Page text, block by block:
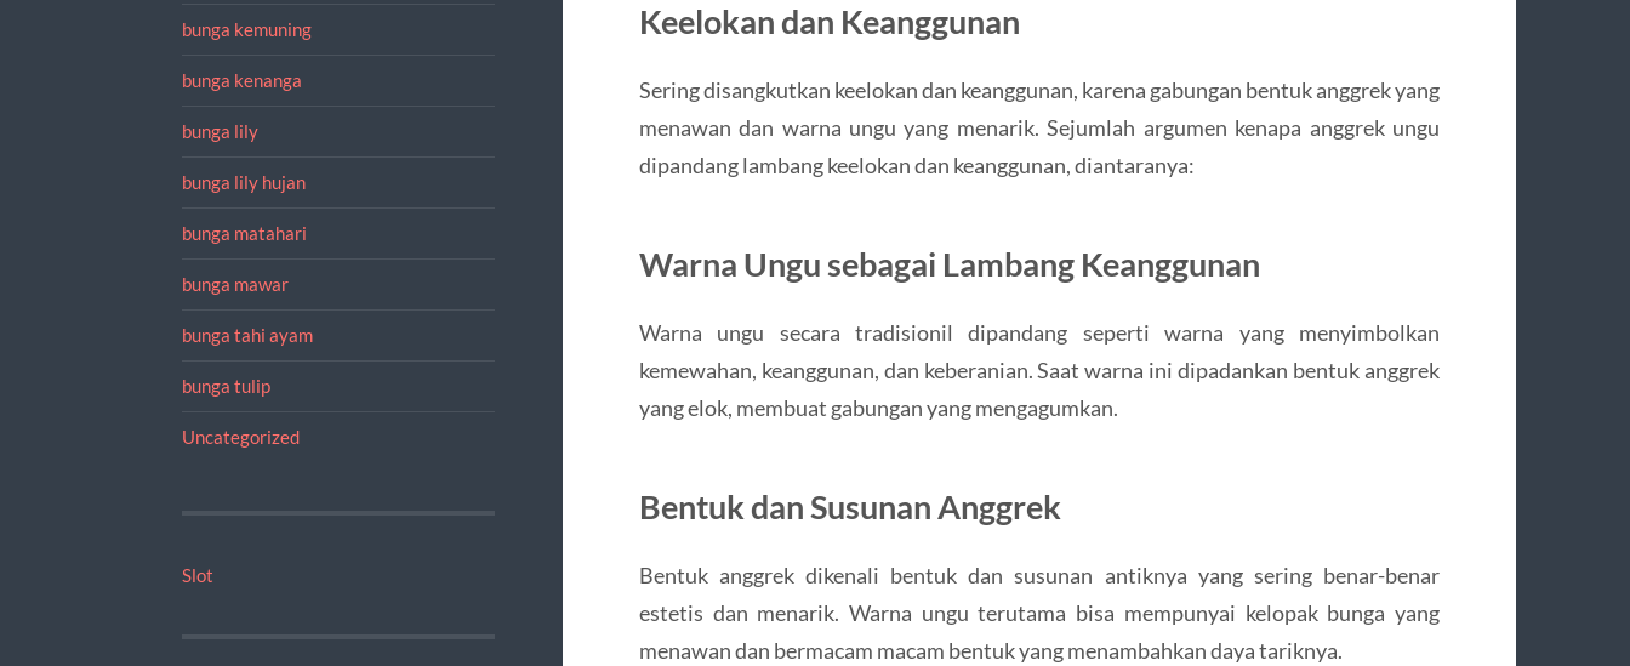
bunga kemuning
bunga kenanga
bunga lily
bunga lily hujan
bunga matahari
bunga mawar
bunga tahi ayam
bunga tulip
Uncategorized
Slot
Keelokan dan Keanggunan
Sering disangkutkan keelokan dan keanggunan, karena gabungan bentuk anggrek yang
menawan dan warna ungu yang menarik. Sejumlah argumen kenapa anggrek ungu
dipandang lambang keelokan dan keanggunan, diantaranya:
Warna Ungu sebagai Lambang Keanggunan
Warna ungu secara tradisionil dipandang seperti warna yang menyimbolkan
kemewahan, keanggunan, dan keberanian. Saat warna ini dipadankan bentuk anggrek
yang elok, membuat gabungan yang mengagumkan.
Bentuk dan Susunan Anggrek
Bentuk anggrek dikenali bentuk dan susunan antiknya yang sering benar-benar
estetis dan menarik. Warna ungu terutama bisa mempunyai kelopak bunga yang
menawan dan bermacam macam bentuk yang menambahkan daya tariknya.